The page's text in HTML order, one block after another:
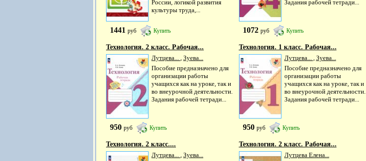
России, логикой развития
культуры труда,...
1441 руб Купить
Задания рабочей тетради...
1072 руб Купить
Технология. 2 класс. Рабочая...
Лутцева... , Зуева...
Пособие предназначено для
организации работы
учащихся как на уроке, так и
во внеурочной деятельности.
Задания рабочей тетради...
950 руб Купить
Технология. 1 класс. Рабочая...
Лутцева... , Зуева...
Пособие предназначено для
организации работы
учащихся как на уроке, так и
во внеурочной деятельности.
Задания рабочей тетради...
950 руб Купить
Технология. 2 класс....
Лутцева... , Зуева...
Технология. 2 класс. Рабочая...
Лутцева Елена...